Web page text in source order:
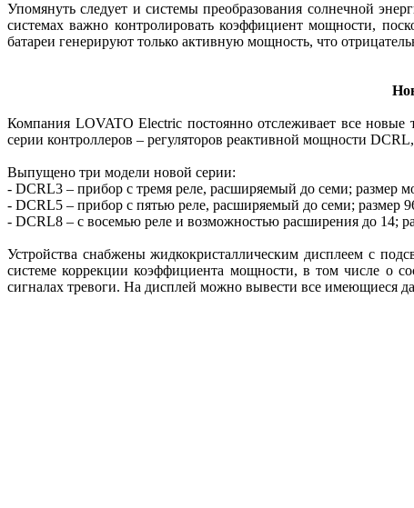
Упомянуть следует и системы преобразования солнечной
системах важно контролировать коэффициент мощности,
батареи генерируют только активную мощность, что
Компания LOVATO Electric постоянно отслеживает все новые
серии контроллеров – регуляторов реактивной мощности
Выпущено три модели новой серии:
- DCRL3 – прибор с тремя реле, расширяемый до семи; размер
- DCRL5 – прибор с пятью реле, расширяемый до семи; размер
- DCRL8 – с восемью реле и возможностью расширения до 14;
Устройства снабжены жидкокристаллическим дисплеем с
системе коррекции коэффициента мощности, в том числе о
сигналах тревоги. На дисплей можно вывести все имеющиеся